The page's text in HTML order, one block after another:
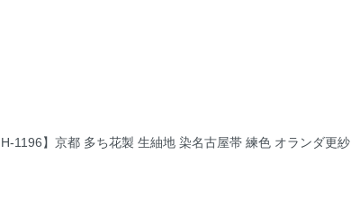
1196】京都 多ち花製 生紬地 染名古屋帯 練色 オランダ更紗